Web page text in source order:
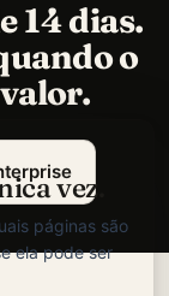
14 dias.
o
vez.
páginas são
ela pode ser